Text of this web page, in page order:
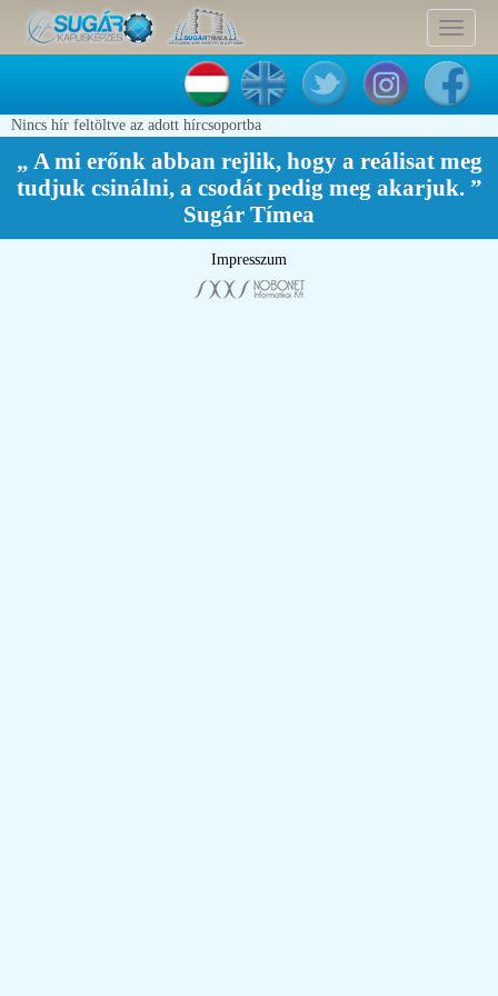
Toggle
Nincs hír feltöltve az adott hírcsoportba
„ A mi erőnk abban rejlik, hogy a reálisat meg
tudjuk csinálni, a csodát pedig meg akarjuk. ”
Sugár Tímea
Impresszum